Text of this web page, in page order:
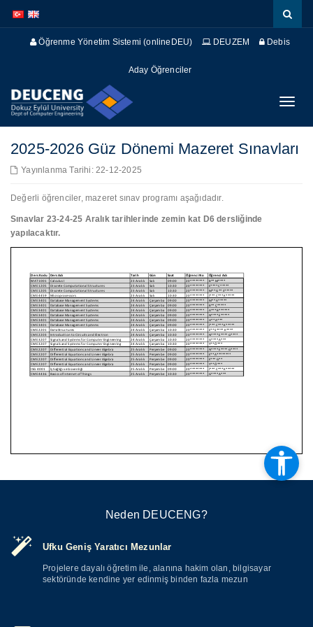
atla
atla
Öğrenme Yönetim Sistemi (onlineDEU) DEUZEM Debis
Aday Öğrenciler
2025-2026 Güz Dönemi Mazeret Sınavları
Yayınlanma Tarihi: 22-12-2025
Değerli öğrenciler, mazeret sınav programı aşağıdadır.
Sınavlar 23-24-25 Aralık tarihlerinde zemin kat D6 dersliğinde
yapılacaktır.
Neden DEUCENG?
Ufku Geniş Yaratıcı Mezunlar
Projelere dayalı öğretim ile, alanına hakim olan, bilgisayar
sektöründe kendine yer edinmiş binden fazla mezun